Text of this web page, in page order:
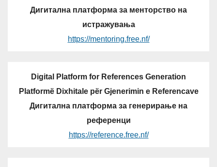
Дигитална платформа за менторство на
истражувања
https://mentoring.free.nf/
Digital Platform for References Generation
Platformë Dixhitale për Gjenerimin e Referencave
Дигитална платформа за генерирање на
референци
https://reference.free.nf/